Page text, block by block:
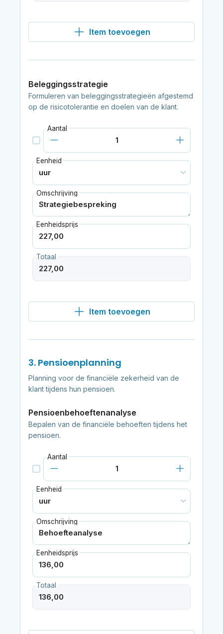
Item toevoegen
Beleggingsstrategie
Formuleren van beleggingsstrategieën afgestemd
op de risicotolerantie en doelen van de klant.
Aantal
Eenheid
Omschrijving
Eenheidsprijs
Totaal
Item toevoegen
3. Pensioenplanning
Planning voor de financiële zekerheid van de
klant tijdens hun pensioen.
Pensioenbehoeftenanalyse
Bepalen van de financiële behoeften tijdens het
pensioen.
Aantal
Eenheid
Omschrijving
Eenheidsprijs
Totaal